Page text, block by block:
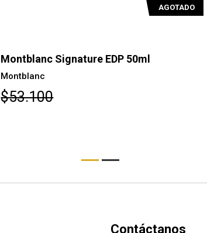
AGOTADO
Montblanc Signature EDP 50ml
Montblanc
$53.100
Contáctanos